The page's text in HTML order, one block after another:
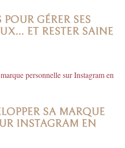
GÉRER SES
ET RESTER SAINE
SA MARQUE
INSTAGRAM EN